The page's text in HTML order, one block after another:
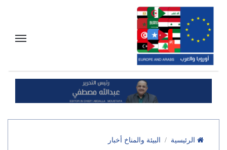
البيئة والمناخ أخبار